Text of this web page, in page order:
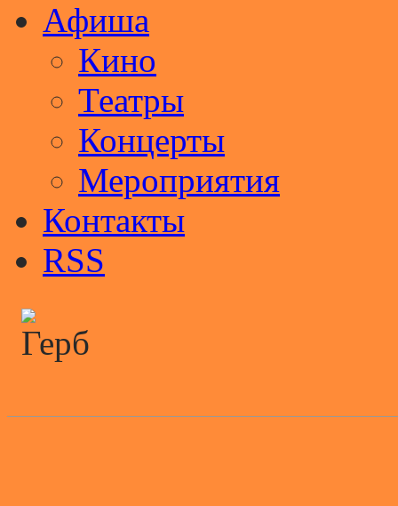
Афиша
Кино
Театры
Концерты
Мероприятия
Контакты
RSS